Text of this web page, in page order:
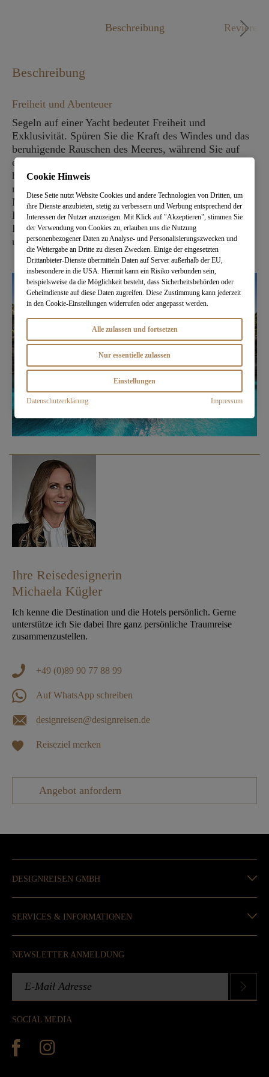
Beschreibung Reviere
Beschreibung
Freiheit und Abenteuer
Segeln auf einer Yacht bedeutet Freiheit und
Exklusivität. Spüren Sie die Kraft des Windes und das
beruhigende Rauschen des Meeres, während Sie auf
einer eleganten Yacht über das Wasser gleiten. Dank
hervorragender Segeleigenschaften genießen Sie nicht
nur höchsten Komfort, sondern auch unvergleichliche
Momente der Entspannung. Ob Sie in einer einsamen
Bucht vor Anker gehen oder in einen repräsentativen
Hafen einlaufen, dieses Erlebnis steht für puren Luxus
und erlesene Eleganz.
Ihre Reisedesignerin
Michaela Kügler
Ich kenne die Destination und die Hotels persönlich. Gerne
unterstütze ich Sie dabei Ihre ganz persönliche Traumreise
zusammenzustellen.
+49 (0)89 90 77 88 99
Auf WhatsApp schreiben
designreisen@designreisen.de
Reiseziel merken
Angebot anfordern
DESIGNREISEN GMBH
SERVICES & INFORMATIONEN
SOCIAL MEDIA
NEWSLETTER ANMELDUNG
Cookie Hinweis
Diese Seite nutzt Website Cookies und andere Technologien von Dritten, um
ihre Dienste anzubieten, stetig zu verbessern und Werbung entsprechend der
Interessen der Nutzer anzuzeigen. Mit Klick auf "Akzeptieren", stimmen Sie
der Verwendung von Cookies zu, erlauben uns die Nutzung
personenbezogener Daten zu Analyse- und Personalisierungszwecken und
die Weitergabe an Dritte zu diesen Zwecken. Einige der eingesetzten
Drittanbieter-Dienste übermitteln Daten auf Server außerhalb der EU,
insbesondere in die USA. Hiermit kann ein Risiko verbunden sein,
beispielsweise da die Möglichkeit besteht, dass Sicherheitsbehörden oder
Geheimdienste auf diese Daten zugreifen. Diese Zustimmung kann jederzeit
in den Cookie-Einstellungen widerrufen oder angepasst werden.
Alle zulassen und fortsetzen
Nur essentielle zulassen
Einstellungen
Datenschutzerklärung Impressum